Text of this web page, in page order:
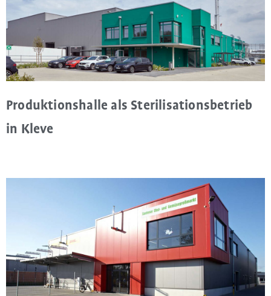
Produktionshalle als Sterilisationsbetrieb
in Kleve